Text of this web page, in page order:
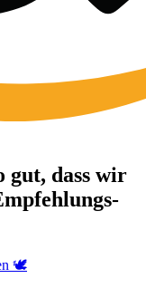
gut, dass wir
🕊️